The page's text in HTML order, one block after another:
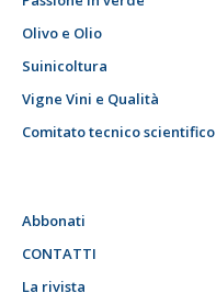
Olivo e Olio
Suinicoltura
Vigne Vini e Qualità
Comitato tecnico scientifico
Abbonati
CONTATTI
La rivista